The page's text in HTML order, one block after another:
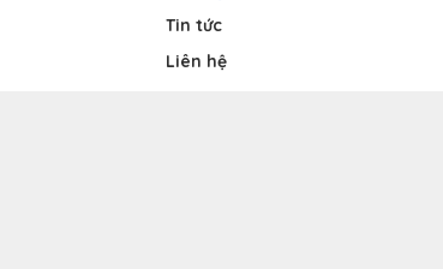
Tin tức
Liên hệ